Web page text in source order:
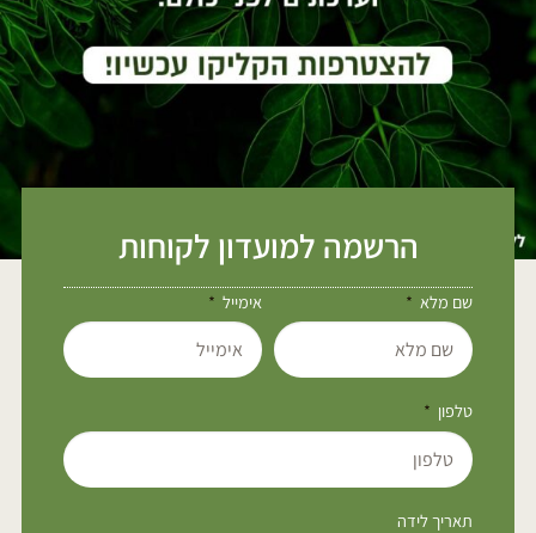
הרשמה למועדון לקוחות
שם מלא אימייל
טלפון
תאריך לידה